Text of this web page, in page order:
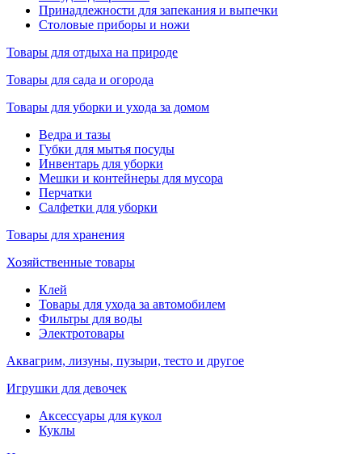
Принадлежности для запекания и выпечки
Столовые приборы и ножи
Товары для отдыха на природе
Товары для сада и огорода
Товары для уборки и ухода за домом
Ведра и тазы
Губки для мытья посуды
Инвентарь для уборки
Мешки и контейнеры для мусора
Перчатки
Салфетки для уборки
Товары для хранения
Хозяйственные товары
Клей
Товары для ухода за автомобилем
Фильтры для воды
Электротовары
Аквагрим, лизуны, пузыри, тесто и другое
Игрушки для девочек
Аксессуары для кукол
Куклы